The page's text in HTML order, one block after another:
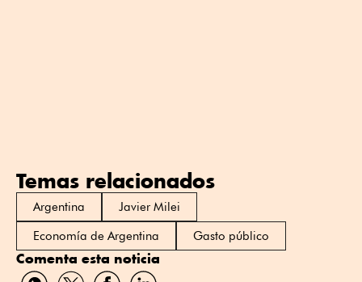
Temas relacionados
Argentina
Javier Milei
Economía de Argentina
Gasto público
Comenta esta noticia